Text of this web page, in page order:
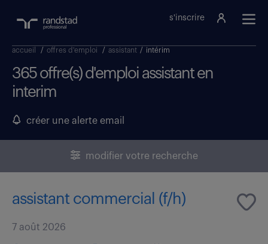
s'inscrire
accueil / offres d'emploi / assistant / intérim
365 offre(s) d'emploi assistant en
interim
créer une alerte email
modifier votre recherche
assistant commercial (f/h)
7 août 2026